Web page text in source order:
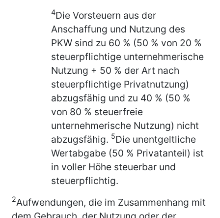
4Die Vorsteuern aus der
Anschaffung und Nutzung des
PKW sind zu 60 % (50 % von 20 %
steuerpflichtige unternehmerische
Nutzung + 50 % der Art nach
steuerpflichtige Privatnutzung)
abzugsfähig und zu 40 % (50 %
von 80 % steuerfreie
unternehmerische Nutzung) nicht
abzugsfähig. 5Die unentgeltliche
Wertabgabe (50 % Privatanteil) ist
in voller Höhe steuerbar und
steuerpflichtig.
2Aufwendungen, die im Zusammenhang mit